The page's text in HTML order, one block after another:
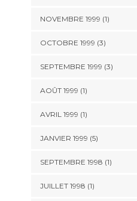
NOVEMBRE 1999 (1)
OCTOBRE 1999 (3)
SEPTEMBRE 1999 (3)
AOÛT 1999 (1)
AVRIL 1999 (1)
JANVIER 1999 (5)
SEPTEMBRE 1998 (1)
JUILLET 1998 (1)